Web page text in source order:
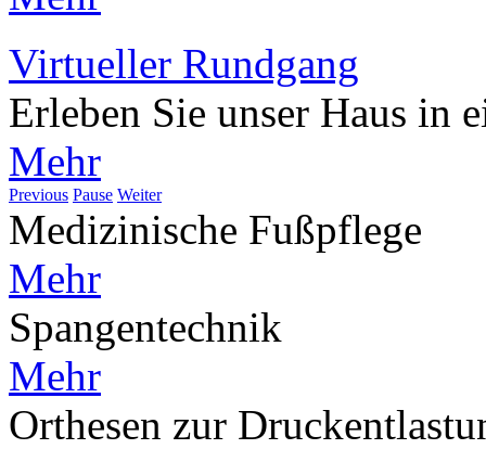
Virtueller Rundgang
Erleben Sie unser Haus in
Mehr
Previous Pause Weiter
Medizinische Fußpflege
Mehr
Spangentechnik
Mehr
Orthesen zur